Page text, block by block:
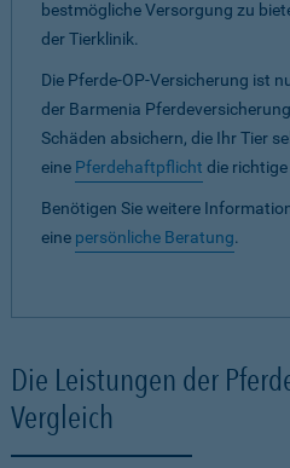
bestmögliche Versorgung zu
der Tierklinik.
Die Pferde-OP-Versicherung ist
der Barmenia
Schäden absichern, die Ihr Tier
eine Pferdehaftpflicht die
Benötigen Sie weitere
eine persönliche Beratung.
Die Leistungen der
Vergleich